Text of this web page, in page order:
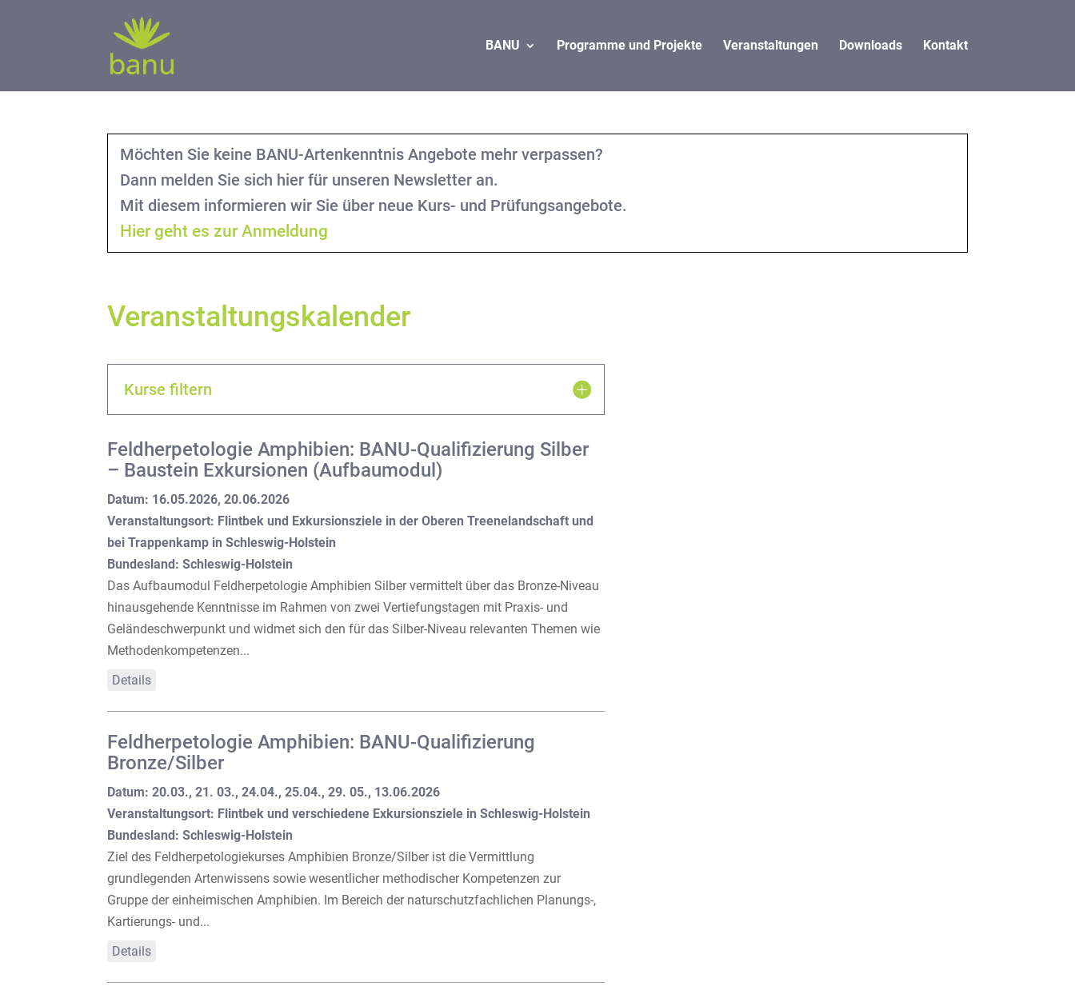
BANU Programme und Projekte Veranstaltungen Downloads Kontakt
Möchten Sie keine BANU-Artenkenntnis Angebote mehr verpassen?
Dann melden Sie sich hier für unseren Newsletter an.
Mit diesem informieren wir Sie über neue Kurs- und Prüfungsangebote.
Hier geht es zur Anmeldung
Veranstaltungskalender
Kurse filtern
Feldherpetologie Amphibien: BANU-Qualifizierung Silber
– Baustein Exkursionen (Aufbaumodul)
Datum: 16.05.2026, 20.06.2026
Veranstaltungsort: Flintbek und Exkursionsziele in der Oberen Treenelandschaft und
bei Trappenkamp in Schleswig-Holstein
Bundesland: Schleswig-Holstein
Das Aufbaumodul Feldherpetologie Amphibien Silber vermittelt über das Bronze-Niveau
hinausgehende Kenntnisse im Rahmen von zwei Vertiefungstagen mit Praxis- und
Geländeschwerpunkt und widmet sich den für das Silber-Niveau relevanten Themen wie
Methodenkompetenzen...
Details
Feldherpetologie Amphibien: BANU-Qualifizierung
Bronze/Silber
Datum: 20.03., 21. 03., 24.04., 25.04., 29. 05., 13.06.2026
Veranstaltungsort: Flintbek und verschiedene Exkursionsziele in Schleswig-Holstein
Bundesland: Schleswig-Holstein
Ziel des Feldherpetologiekurses Amphibien Bronze/Silber ist die Vermittlung
grundlegenden Artenwissens sowie wesentlicher methodischer Kompetenzen zur
Gruppe der einheimischen Amphibien. Im Bereich der naturschutzfachlichen Planungs-,
Kartierungs- und...
Details